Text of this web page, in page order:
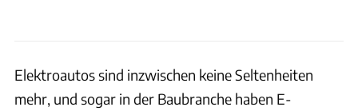
Elektroautos sind inzwischen keine Seltenheiten
mehr, und sogar in der Baubranche haben E-